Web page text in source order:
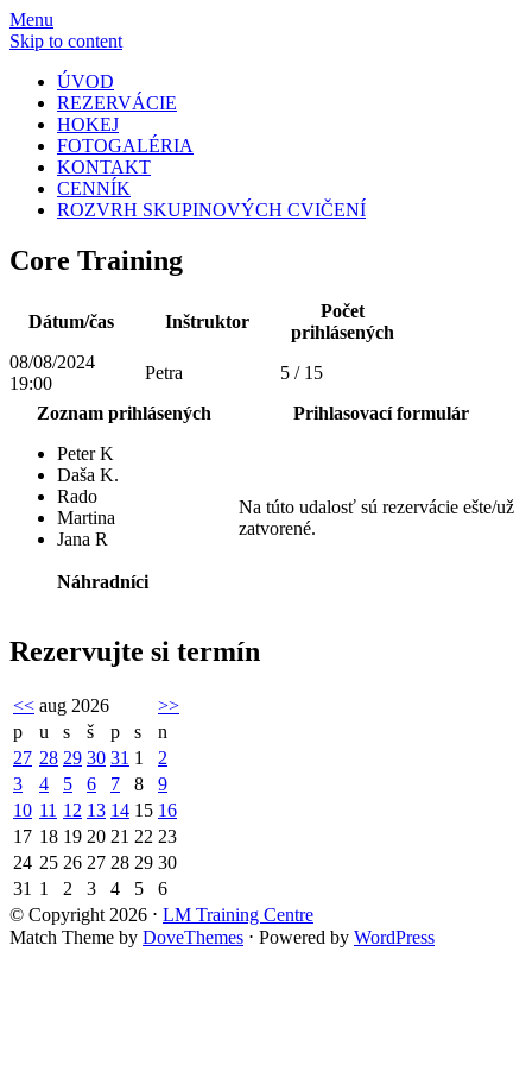
Menu
Skip to content
ÚVOD
REZERVÁCIE
HOKEJ
FOTOGALÉRIA
KONTAKT
CENNÍK
ROZVRH SKUPINOVÝCH CVIČENÍ
Core Training
Dátum/čas Inštruktor
Počet
prihlásených
08/08/2024
19:00
Petra
5 / 15
Zoznam prihlásených
Prihlasovací formulár
Peter K
Daša K.
Rado
Martina
Jana R
Náhradníci
Na túto udalosť sú rezervácie ešte/už
zatvorené.
Rezervujte si termín
<< aug 2026
>>
p
u s š p s
n
27 28 29 30 31 1
2
3
4 5 6 7 8
9
10 11 12 13 14 15 16
17 18 19 20 21 22 23
24 25 26 27 28 29 30
31 1 2 3 4 5
6
© Copyright 2026 ⋅ LM Training Centre
Match Theme by DoveThemes ⋅ Powered by WordPress